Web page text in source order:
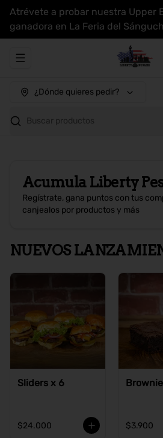
Atrévete a probar nuestra Upper
ganadora en La Feria del
Abrir menu de navegación
¿Dónde quieres pedir?
Buscar productos
Acumula Liberty
Regístrate, gana puntos con tus
canjealos por productos y más
NUEVOS
Sliders x 6
$24.000
Brownie
$3.900